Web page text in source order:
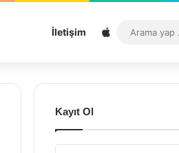
İletişim Sitemap
Kayıt Ol